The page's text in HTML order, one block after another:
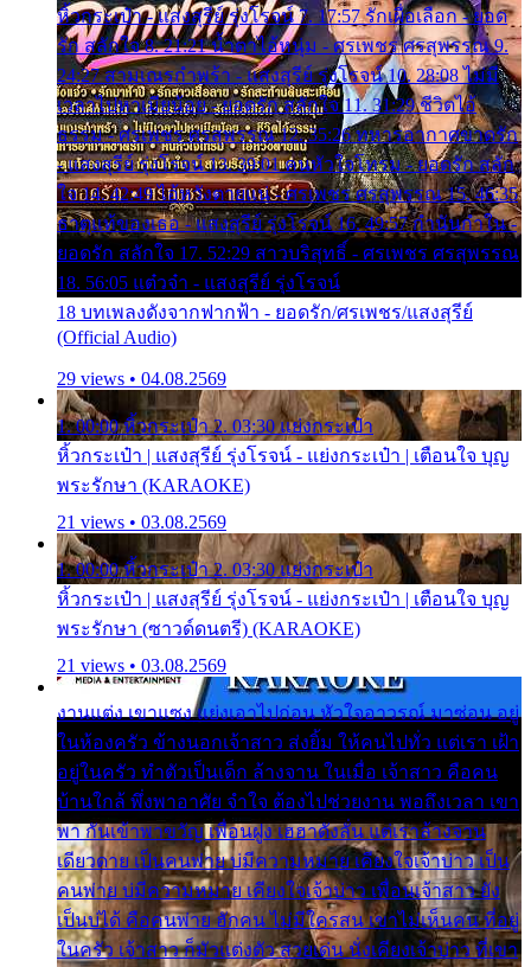
หิ้วกระเป๋า - แสงสุรีย์ รุ่งโรจน์ 7. 17:57 รักเผื่อเลือก - ยอด
รัก สลักใจ 8. 21:21 น้ำตาไอ้หนุ่ม - ศรเพชร ศรสุพรรณ 9.
24:27 สามเณรกำพร้า - แสงสุรีย์ รุ่งโรจน์ 10. 28:08 ไม่มี
เวลาไปหาเมียน้อย - ยอดรัก สลักใจ 11. 31:29 ชีวิตไอ้
ธรรม - ศรเพชร ศรสุพรรณ 12. 35:26 ทหารอากาศขาดรัก
- แสงสุรีย์ รุ่งโรจน์ 13. 39:01 คนหัวใจโทรม - ยอดรัก สลัก
ใจ 14. 42:49 ไอ้หวังตายแน่ - ศรเพชร ศรสุพรรณ 15. 46:35
ธาตุแท้ของเธอ - แสงสุรีย์ รุ่งโรจน์ 16. 49:57 กำนันกำใน -
ยอดรัก สลักใจ 17. 52:29 สาวบริสุทธิ์ - ศรเพชร ศรสุพรรณ
18. 56:05 แต๋วจ๋า - แสงสุรีย์ รุ่งโรจน์
18 บทเพลงดังจากฟากฟ้า - ยอดรัก/ศรเพชร/แสงสุรีย์
(Official Audio)
29 views • 04.08.2569
1. 00:00 หิ้วกระเป๋า 2. 03:30 แย่งกระเป๋า
หิ้วกระเป๋า | แสงสุรีย์ รุ่งโรจน์ - แย่งกระเป๋า | เตือนใจ บุญ
พระรักษา (KARAOKE)
21 views • 03.08.2569
1. 00:00 หิ้วกระเป๋า 2. 03:30 แย่งกระเป๋า
หิ้วกระเป๋า | แสงสุรีย์ รุ่งโรจน์ - แย่งกระเป๋า | เตือนใจ บุญ
พระรักษา (ซาวด์ดนตรี) (KARAOKE)
21 views • 03.08.2569
งานแต่ง เขาแซง แย่งเอาไปก่อน หัวใจอาวรณ์ มาซ่อน อยู่
ในห้องครัว ข้างนอกเจ้าสาว ส่งยิ้ม ให้คนไปทั่ว แต่เรา เฝ้า
อยู่ในครัว ทำตัวเป็นเด็ก ล้างจาน ในเมื่อ เจ้าสาว คือคน
บ้านใกล้ พึ่งพาอาศัย จำใจ ต้องไปช่วยงาน พอถึงเวลา เขา
พา กันเข้าพาขวัญ เพื่อนฝูง เฮฮาดังลั่น แต่เราล้างจาน
เดียวดาย เป็นคนพ่าย บ่มีความหมาย เคียงใจเจ้าบ่าว เป็น
คนพ่าย บ่มีความหมาย เคียงใจเจ้าบ่าว เพื่อนเจ้าสาว ยัง
เป็นบ่ได้ คือคนพ่าย ฮักคน ไม่มีใครสน เขาไม่เห็นคน ที่อยู่
ในครัว เจ้าสาว ก็มัวแต่งตัว สวยเด่น นั่งเคียงเจ้าบ่าว ที่เขา